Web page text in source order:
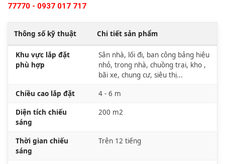
77770 - 0937 017 717
Thông số kỹ thuật Chi tiết sản phẩm
Khu vực lắp đặt
phù hợp
Sân nhà, lối đi, ban công bảng hiệu
nhỏ, trong nhà, chuồng trại, kho ,
bãi xe, chung cư, siêu thị...
Chiều cao lắp đặt 4 - 6 m
Diện tích chiếu
sáng
200 m2
Thời gian chiếu
sáng
Trên 12 tiếng